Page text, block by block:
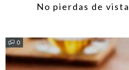
No pierdas de
0